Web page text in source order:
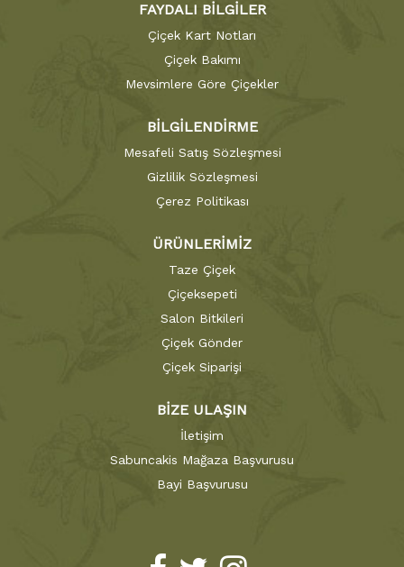
FAYDALI BİLGİLER
Çiçek Kart Notları
Çiçek Bakımı
Mevsimlere Göre Çiçekler
BİLGİLENDİRME
Mesafeli Satış Sözleşmesi
Gizlilik Sözleşmesi
Çerez Politikası
ÜRÜNLERİMİZ
Taze Çiçek
Çiçeksepeti
Salon Bitkileri
Çiçek Gönder
Çiçek Siparişi
BİZE ULAŞIN
İletişim
Sabuncakis Mağaza Başvurusu
Bayi Başvurusu